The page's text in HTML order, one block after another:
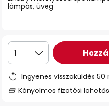
lámpás, üveg
1
Ingyenes visszaküldés 50
Kényelmes fizetési